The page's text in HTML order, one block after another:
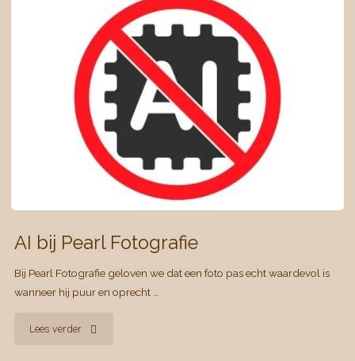
AI bij Pearl Fotografie
Bij Pearl Fotografie geloven we dat een foto pas echt waardevol is
wanneer hij puur en oprecht …
Lees verder "AI